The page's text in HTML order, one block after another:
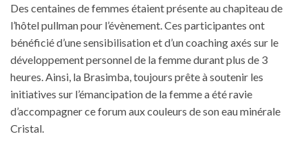
Des centaines de femmes étaient présente au chapiteau de
l’hôtel pullman pour l’évènement. Ces participantes ont
bénéficié d’une sensibilisation et d’un coaching axés sur le
développement personnel de la femme durant plus de 3
heures. Ainsi, la Brasimba, toujours prête à soutenir les
initiatives sur l’émancipation de la femme a été ravie
d’accompagner ce forum aux couleurs de son eau minérale
Cristal.